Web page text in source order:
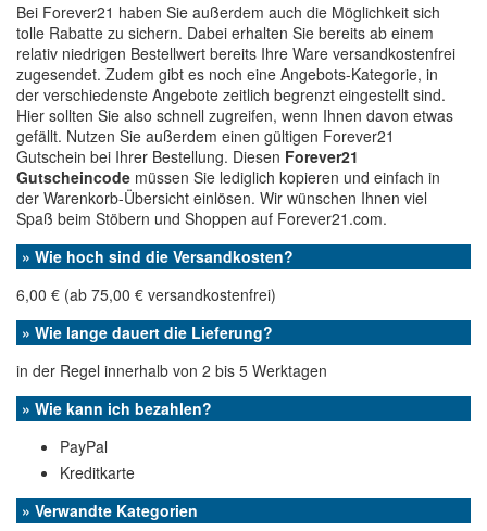
Bei Forever21 haben Sie außerdem auch die Möglichkeit sich
tolle Rabatte zu sichern. Dabei erhalten Sie bereits ab einem
relativ niedrigen Bestellwert bereits Ihre Ware versandkostenfrei
zugesendet. Zudem gibt es noch eine Angebots-Kategorie, in
der verschiedenste Angebote zeitlich begrenzt eingestellt sind.
Hier sollten Sie also schnell zugreifen, wenn Ihnen davon etwas
gefällt. Nutzen Sie außerdem einen gültigen Forever21
Gutschein bei Ihrer Bestellung. Diesen Forever21
Gutscheincode müssen Sie lediglich kopieren und einfach in
der Warenkorb-Übersicht einlösen. Wir wünschen Ihnen viel
Spaß beim Stöbern und Shoppen auf Forever21.com.
» Wie hoch sind die Versandkosten?
6,00 € (ab 75,00 € versandkostenfrei)
» Wie lange dauert die Lieferung?
in der Regel innerhalb von 2 bis 5 Werktagen
» Wie kann ich bezahlen?
PayPal
Kreditkarte
» Verwandte Kategorien